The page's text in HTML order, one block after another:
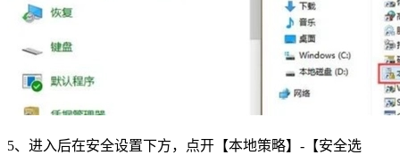
5、进入后在安全设置下方，点开【本地策略】-【安全选